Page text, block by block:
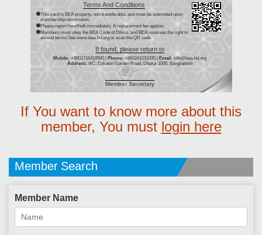
Terms And Conditions
This card is BEA property, non-transferable, and must be submitted upon
membership termination.
Please report loss/theft immediately. A replacement fee applies.
Members must obey the BEA Code of Ethics, and BEA reserves the right to
amend terms.See www.bea-bd.org or scan the QR code.
If found, please return to
Mobile: +8801716418500 | Phone: +880241031035 | Email: info@bea-bd.org
Address: 4/C, Eskaton Garden Road, Dhaka-1000, Bangladesh
Member Secretary
If You want to know more about this
member, You must login here
Member Search
Member Name